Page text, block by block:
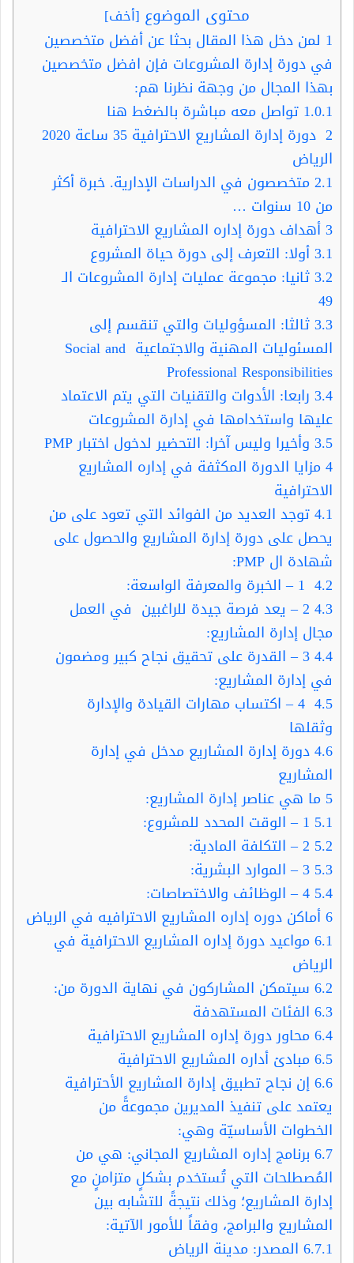
محتوى الموضوع [أخف]
1 لمن دخل هذا المقال بحثا عن أفضل متخصصين
في دورة إدارة المشروعات فإن افضل متخصصين
بهذا المجال من وجهة نظرنا هم:
1.0.1 تواصل معه مباشرة بالضغط هنا
2
دورة إدارة المشاريع الاحترافية 35 ساعة 2020
الرياض
2.1متخصصون في الدراسات الإدارية. خبرة أكثر
من 10 سنوات …
3أهداف دورة إداره المشاريع الاحترافية
3.1أولا: التعرف إلى دورة حياة المشروع
3.2ثانيا: مجموعة عمليات إدارة المشروعات الـ
49
3.3ثالثا: المسؤوليات والتي تنقسم إلى
المسئوليات المهنية والاجتماعية Social and
Professional Responsibilities
3.4 رابعا: الأدوات والتقنيات التي يتم الاعتماد
عليها واستخدامها في إدارة المشروعات
3.5 وأخيرا وليس آخرا: التحضير لدخول اختبار PMP
4مزايا الدورة المكثفة في إداره المشاريع
الاحترافية
4.1توجد العديد من الفوائد التي تعود على من
يحصل على دورة إدارة المشاريع والحصول على
شهادة ال PMP:
4.2
4.3 2 – يعد فرصة جيدة للراغبين في العمل
مجال إدارة المشاريع:
4.4 3 – القدرة على تحقيق نجاح كبير ومضمون
في إدارة المشاريع:
4.5
4 – اكتساب مهارات القيادة والإدارة
وثقلها
4.6دورة إدارة المشاريع مدخل في إدارة
المشاريع
5 ما هي عناصر إدارة المشاريع:
5.1
5.2
5.3
5.4
6أماكن دوره إداره المشاريع الاحترافيه في الرياض
6.1مواعيد دورة إداره المشاريع الاحترافية في
الرياض
6.2 سيتمكن المشاركون في نهاية الدورة من:
6.3 الفئات المستهدفة
6.4محاور دورة إداره المشاريع الاحترافية
6.5مبادئ أداره المشاريع الاحترافية
6.6 إن نجاح تطبيق إدارة المشاريع الأحترافية
يعتمد على تنفيذ المديرين مجموعةً من
الخطوات الأساسيّة وهي:
6.7 برنامج إداره المشاريع المجاني: هي من
المُصطلحات التي تُستخدم بشكلٍ متزامنٍ مع
إدارة المشاريع؛ وذلك نتيجةً للتشابه بين
المشاريع والبرامج، وفقاً للأمور الآتية:
6.7.1 المصدر: مدينة الرياض